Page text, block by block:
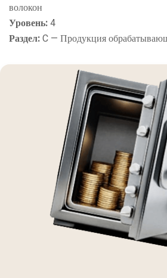
волокон
Уровень:4
Раздел:C — Продукция